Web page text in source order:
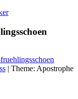
| Theme: Apostrophe